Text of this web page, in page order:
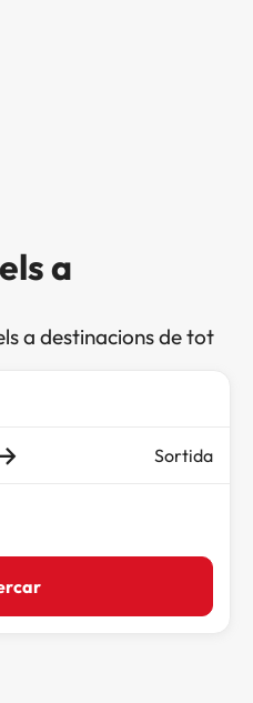
a
a destinacions de tot
Sortida